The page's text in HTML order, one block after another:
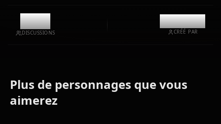
12.3k
DISCUSSIONS
@kanashi
CRÉÉ PAR
Plus de personnages que vous
aimerez
Kamado